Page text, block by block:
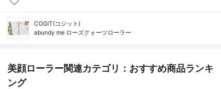
COGIT(コジット)
abundy me ローズクォーツローラー
美顔ローラー関連カテゴリ：おすすめ商品ランキ
ング